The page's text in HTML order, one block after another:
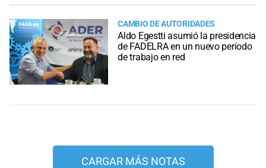
CAMBIO DE AUTORIDADES
Aldo Egestti asumió la presidencia
de FADELRA en un nuevo período
de trabajo en red
CARGAR MÁS NOTAS